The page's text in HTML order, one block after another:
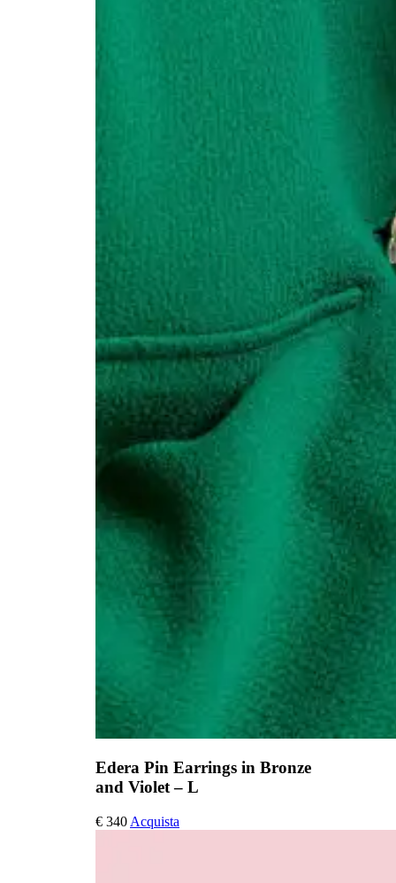
Edera Pin Earrings in Bronze
and Violet – L
€ 340 Acquista